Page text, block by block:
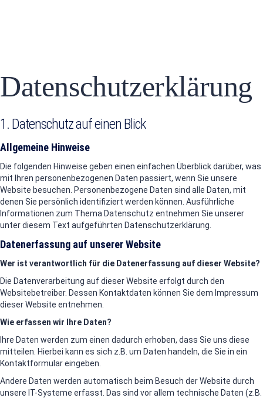
Datenschutzerklärung
1. Datenschutz auf einen Blick
Allgemeine Hinweise
Die folgenden Hinweise geben einen einfachen Überblick darüber, was
mit Ihren personenbezogenen Daten passiert, wenn Sie unsere
Website besuchen. Personenbezogene Daten sind alle Daten, mit
denen Sie persönlich identifiziert werden können. Ausführliche
Informationen zum Thema Datenschutz entnehmen Sie unserer
unter diesem Text aufgeführten Datenschutzerklärung.
Datenerfassung auf unserer Website
Wer ist verantwortlich für die Datenerfassung auf dieser Website?
Die Datenverarbeitung auf dieser Website erfolgt durch den
Websitebetreiber. Dessen Kontaktdaten können Sie dem Impressum
dieser Website entnehmen.
Wie erfassen wir Ihre Daten?
Ihre Daten werden zum einen dadurch erhoben, dass Sie uns diese
mitteilen. Hierbei kann es sich z.B. um Daten handeln, die Sie in ein
Kontaktformular eingeben.
Andere Daten werden automatisch beim Besuch der Website durch
unsere IT-Systeme erfasst. Das sind vor allem technische Daten (z.B.